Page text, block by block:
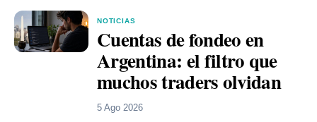
NOTICIAS
Cuentas de fondeo en
Argentina: el filtro que
muchos traders olvidan
5 Ago 2026